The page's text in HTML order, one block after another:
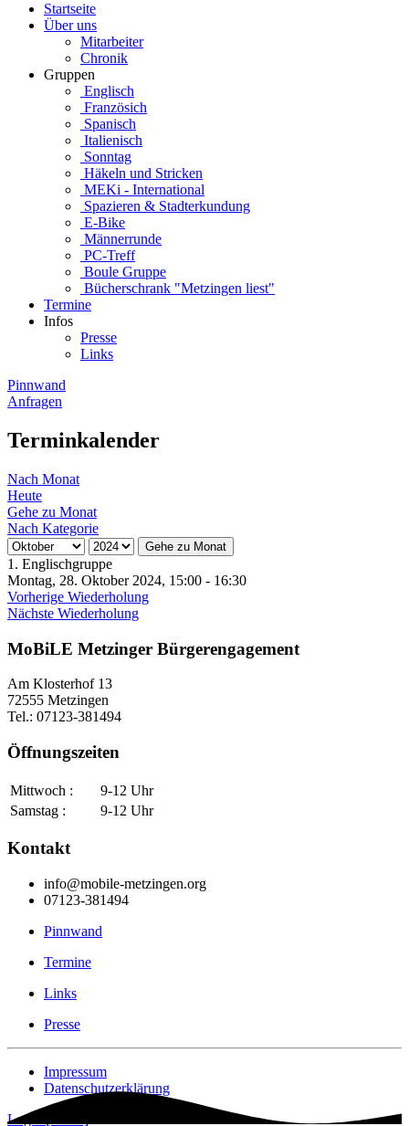
Startseite
Über uns
Mitarbeiter
Chronik
Gruppen
Englisch
Französich
Spanisch
Italienisch
Sonntag
Häkeln und Stricken
MEKi - International
Spazieren & Stadterkundung
E-Bike
Männerrunde
PC-Treff
Boule Gruppe
Bücherschrank "Metzingen liest"
Termine
Infos
Presse
Links
Pinnwand
Anfragen
Terminkalender
Nach Monat
Heute
Gehe zu Monat
Nach Kategorie
Gehe zu Monat
1. Englischgruppe
Montag, 28. Oktober 2024, 15:00 - 16:30
Vorherige Wiederholung
Nächste Wiederholung
MoBiLE Metzinger Bürgerengagement
Am Klosterhof 13
72555 Metzingen
Tel.: 07123-381494
Öffnungszeiten
Mittwoch :
9-12 Uhr
Samstag :
9-12 Uhr
Kontakt
info@mobile-metzingen.org
07123-381494
Pinnwand
Termine
Links
Presse
Impressum
Datenschutzerklärung
Login [Intern]